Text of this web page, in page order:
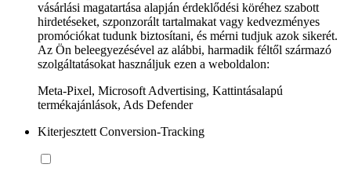
vásárlási magatartása alapján érdeklődési köréhez szabott
hirdetéseket, szponzorált tartalmakat vagy kedvezményes
promóciókat tudunk biztosítani, és mérni tudjuk azok sikerét.
Az Ön beleegyezésével az alábbi, harmadik féltől származó
szolgáltatásokat használjuk ezen a weboldalon:
Meta-Pixel, Microsoft Advertising, Kattintásalapú
termékajánlások, Ads Defender
Kiterjesztett Conversion-Tracking